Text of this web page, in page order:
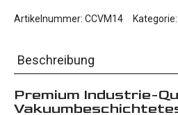
für
Artikelnummer: CCVM14 Kategorie:
Beschreibung
Premium Industrie-